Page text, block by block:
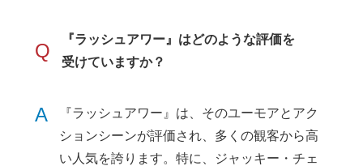
Q
『ラッシュアワー』はどのような評価を
受けていますか？
A
『ラッシュアワー』は、そのユーモアとアク
ションシーンが評価され、多くの観客から高
い人気を誇ります。特に、ジャッキー・チェ